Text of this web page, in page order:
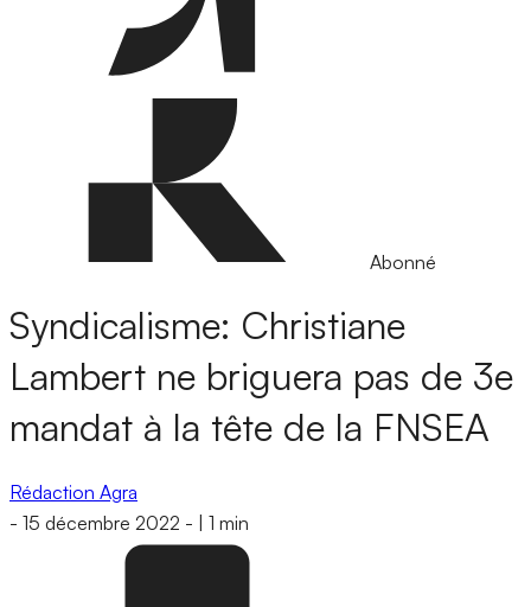
Abonné
Syndicalisme: Christiane
Lambert ne briguera pas de 3e
mandat à la tête de la FNSEA
Rédaction Agra
- 15 décembre 2022 - 1 min